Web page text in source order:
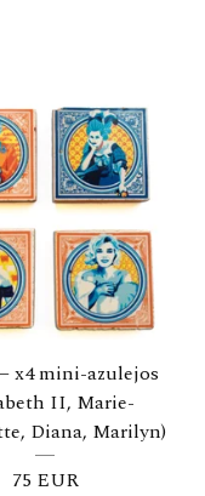
x4 mini-azulejos
II, Marie-
Diana, Marilyn)
75 EUR